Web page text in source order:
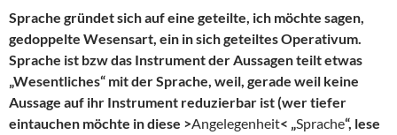
Sprache gründet sich auf eine geteilte, ich möchte sagen,
gedoppelte Wesensart, ein in sich geteiltes Operativum.
Sprache ist bzw das Instrument der Aussagen teilt etwas
„Wesentliches“ mit der Sprache, weil, gerade weil keine
Aussage auf ihr Instrument reduzierbar ist (wer tiefer
eintauchen möchte in diese >Angelegenheit< „Sprache“, lese